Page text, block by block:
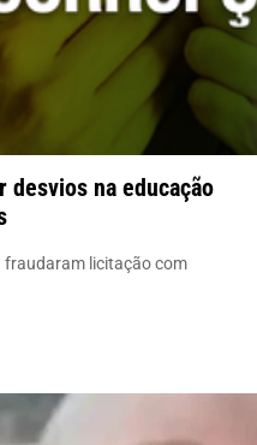
desvios na educação
fraudaram licitação com